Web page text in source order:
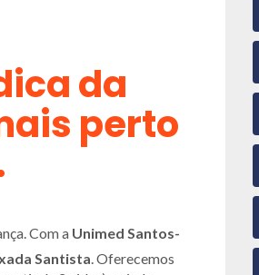
da
perto
Com a Unimed Santos-
Santista. Oferecemos